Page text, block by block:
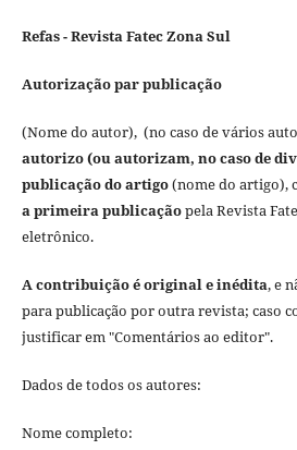
Refas - Revista Fatec Zona Sul
Autorização par publicação
(Nome do autor), (no caso de vários
autorizo (ou autorizam, no caso de
publicação do artigo(nome do artigo),
a primeira publicaçãopela Revista
eletrônico.
A contribuição é original e inédita, e
para publicação por outra revista; caso
justificar em "Comentários ao editor".
Dados de todos os autores:
Nome completo: